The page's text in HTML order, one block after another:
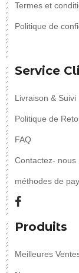
Termes et
Politique de
Service
Livraison & Suivi
Politique de
FAQ
Contactez- nous
méthodes de
Produits
Meilleures